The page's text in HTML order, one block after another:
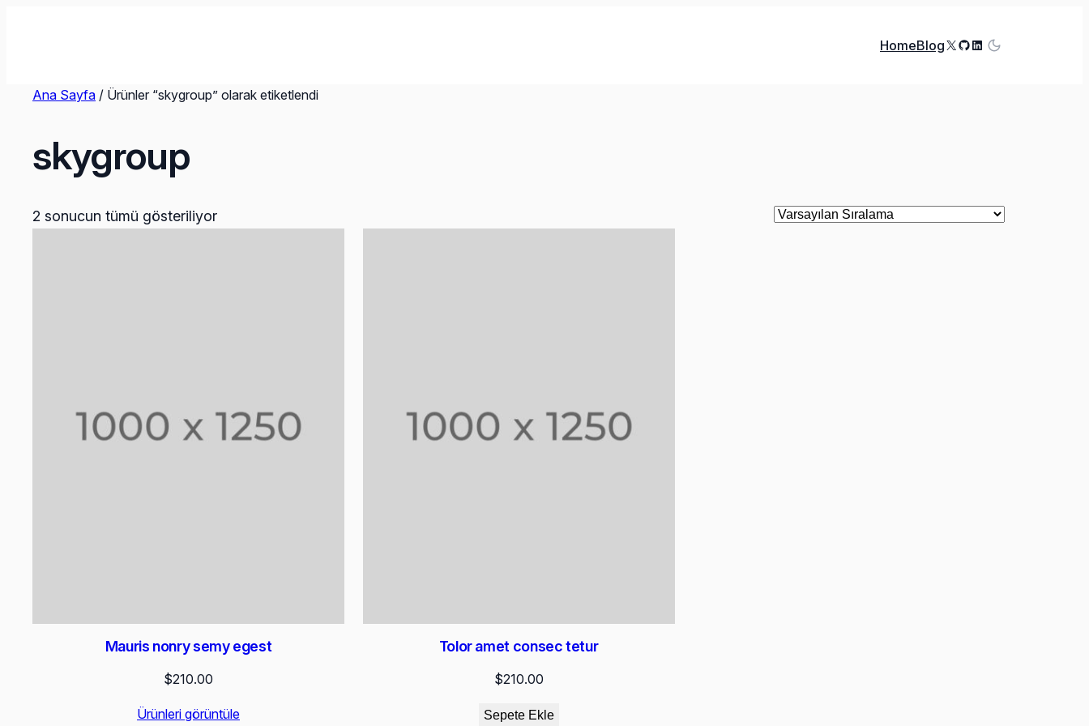
HomeBlogX GitHub
LinkedIn
Ana Sayfa / Ürünler “skygroup” olarak etiketlendi
skygroup
2 sonucun tümü gösteriliyor
Mauris nonry semy egest
$210.00
Ürünleri görüntüle
Tolor amet consec tetur
$210.00
Sepete Ekle